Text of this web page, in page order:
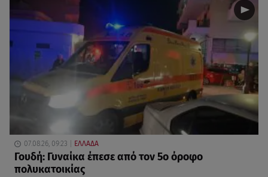
07.08.26, 09:23 ΕΛΛΑΔΑ
Γουδή: Γυναίκα έπεσε από τον 5ο όροφο
πολυκατοικίας